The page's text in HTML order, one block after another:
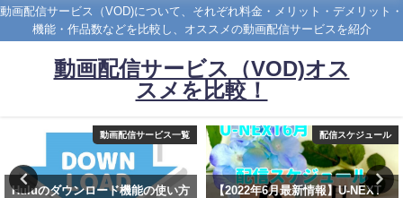
動画配信サービス（VOD)について、それぞれ料金・メリット・デメリット・
機能・作品数などを比較し、オススメの動画配信サービスを紹介
動画配信サービス（VOD)オス
スメを比較！
動画配信サービス一覧
Huluのダウンロード機能の使い方
配信スケジュール
【2022年6月最新情報】U-NEXT